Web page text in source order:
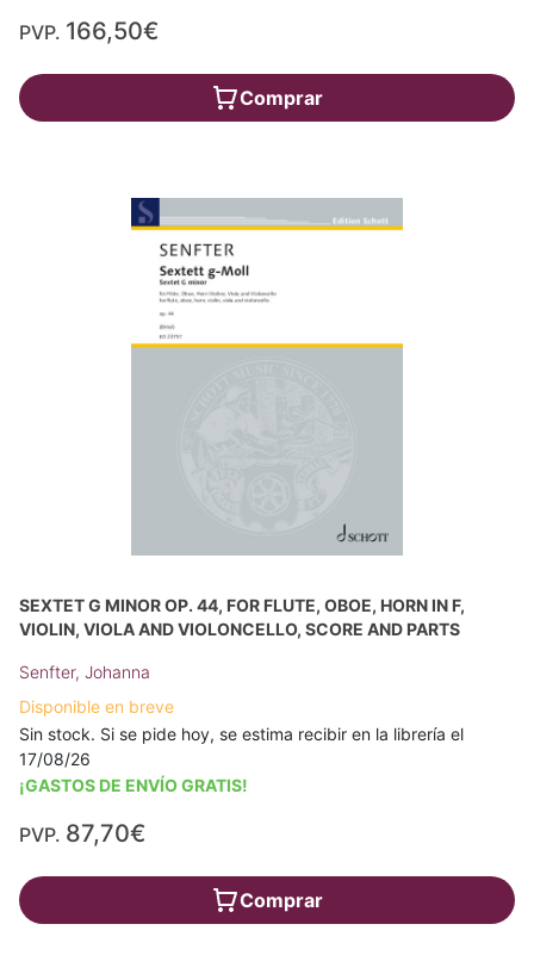
PVP. 166,50€
Comprar
SEXTET G MINOR OP. 44, FOR FLUTE, OBOE, HORN IN F,
VIOLIN, VIOLA AND VIOLONCELLO, SCORE AND PARTS
Senfter, Johanna
Disponible en breve
Sin stock. Si se pide hoy, se estima recibir en la librería el
17/08/26
¡GASTOS DE ENVÍO GRATIS!
PVP. 87,70€
Comprar